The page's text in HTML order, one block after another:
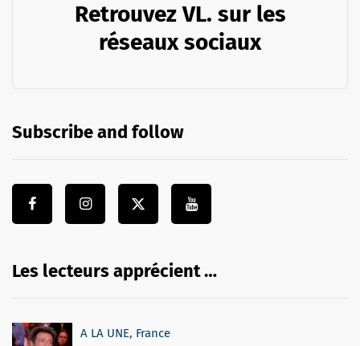
Retrouvez VL. sur les
réseaux sociaux
Subscribe and follow
Les lecteurs apprécient …
A LA UNE, France